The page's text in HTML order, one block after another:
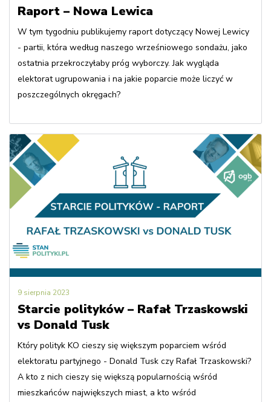
Raport – Nowa Lewica
W tym tygodniu publikujemy raport dotyczący Nowej Lewicy
- partii, która według naszego wrześniowego sondażu, jako
ostatnia przekroczyłaby próg wyborczy. Jak wygląda
elektorat ugrupowania i na jakie poparcie może liczyć w
poszczególnych okręgach?
9 sierpnia 2023
Starcie polityków – Rafał Trzaskowski
vs Donald Tusk
Który polityk KO cieszy się większym poparciem wśród
elektoratu partyjnego - Donald Tusk czy Rafał Trzaskowski?
A kto z nich cieszy się większą popularnością wśród
mieszkańców największych miast, a kto wśród